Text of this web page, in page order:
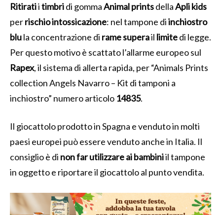
Ritiratiitimbridi gommaAnimalprintsdellaAplikids
perrischiointossicazione: nel tampone diinchiostro
blula concentrazione di ramesuperail limitedi legge.
Per questo motivo è scattato l’allarme europeo sul
Rapex, il sistema di allerta rapida, per “Animals Prints
collection Angels Navarro – Kit di tamponi a
inchiostro” numero articolo 14835.
Il giocattolo prodotto in Spagna e venduto in molti
paesi europei può essere venduto anche in Italia. Il
consiglio è di non far utilizzare ai bambiniil tampone
in oggetto e riportare il giocattolo al punto vendita.